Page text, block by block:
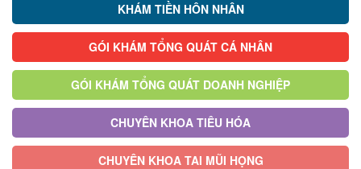
KHÁM TIỀN HÔN NHÂN
GÓI KHÁM TỔNG QUÁT CÁ NHÂN
GÓI KHÁM TỔNG QUÁT DOANH NGHIỆP
CHUYÊN KHOA TIÊU HÓA
CHUYÊN KHOA TAI MŨI HỌNG